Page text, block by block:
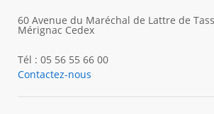
60 Avenue du Maréchal de Lattre de
Mérignac Cedex
Tél : 05 56 55 66 00
Contactez-nous